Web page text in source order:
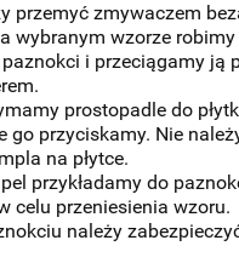
przemyć zmywaczem
wybranym wzorze
i przeciągamy ją
prostopadle do
go przyciskamy. Nie
na płytce.
przykładamy do
celu przeniesienia wzoru.
należy